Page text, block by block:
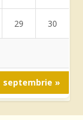
29 30
septembrie »